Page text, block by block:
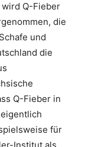
Q-Fieber
die
und
die
Q-Fieber in
für